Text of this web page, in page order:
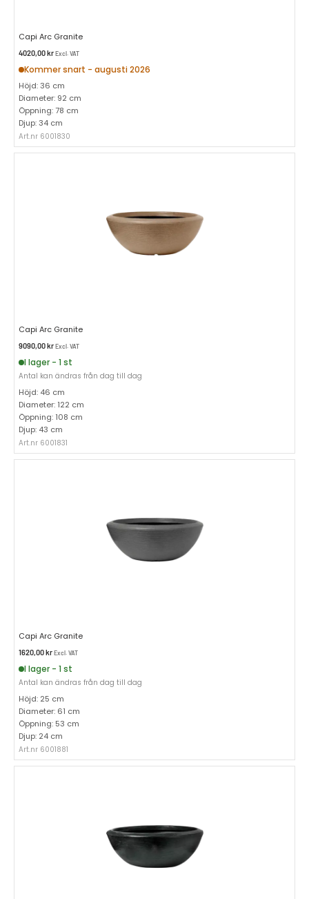
Capi Arc Granite
4020,00krExcl. VAT
Kommer snart - augusti 2026
Höjd: 36 cm
Diameter: 92 cm
Öppning: 78 cm
Djup: 34 cm
Art.nr 6001830
Capi Arc Granite
9090,00krExcl. VAT
I lager - 1 st
Antal kan ändras från dag till dag
Höjd: 46 cm
Diameter: 122 cm
Öppning: 108 cm
Djup: 43 cm
Art.nr 6001831
Capi Arc Granite
1620,00krExcl. VAT
I lager - 1 st
Antal kan ändras från dag till dag
Höjd: 25 cm
Diameter: 61 cm
Öppning: 53 cm
Djup: 24 cm
Art.nr 6001881